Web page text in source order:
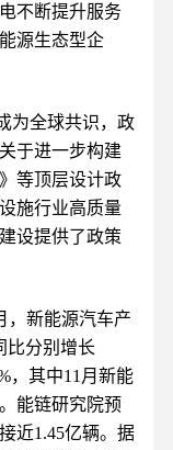
不断提升服务
源生态型企
为全球共识，政
于进一步构建
等顶层设计政
施行业高质量
设提供了政策
，新能源汽车产
比分别增长
，其中11月新能
能链研究院预
近1.45亿辆。据